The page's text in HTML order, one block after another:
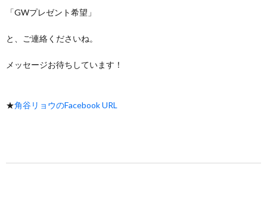
「GWプレゼント希望」
と、ご連絡くださいね。
メッセージお待ちしています！
★角谷リョウのFacebook URL